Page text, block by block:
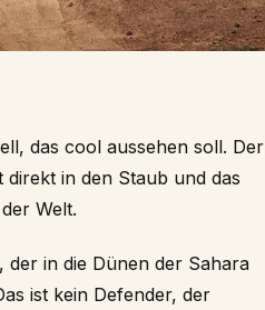
das cool aussehen soll. Der
in den Staub und das
Welt.
in die Dünen der Sahara
ist kein Defender, der